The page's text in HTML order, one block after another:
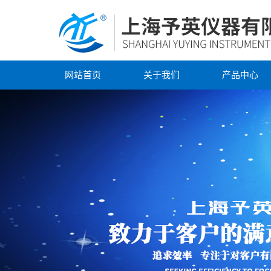
网站首页 关于我们 产品中心